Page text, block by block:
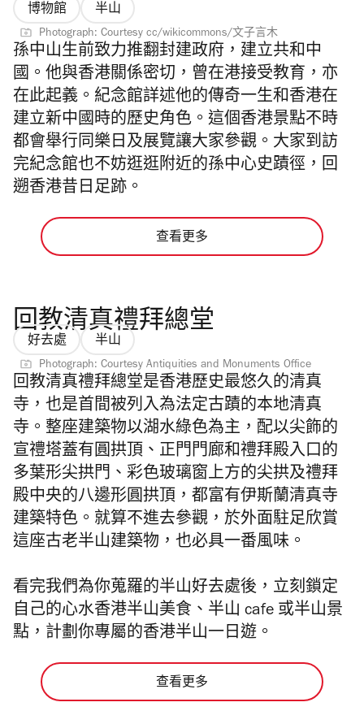
博物館 半山
Photograph: Courtesy cc/wikicommons/文子言木
孫中山生前致力推翻封建政府，建立共和中
國。他與香港關係密切，曾在港接受教育，亦
在此起義。紀念館詳述他的傳奇一生和香港在
建立新中國時的歷史角色。這個香港景點不時
都會舉行同樂日及展覽讓大家參觀。大家到訪
完紀念館也不妨逛逛附近的孫中心史蹟徑，回
遡香港昔日足跡。
查看更多
回教清真禮拜總堂
好去處 半山
Photograph: Courtesy Antiquities and Monuments Office
回教清真禮拜總堂是香港歷史最悠久的清真
寺，也是首間被列入為法定古蹟的本地清真
寺。 整座建築物以湖水綠色為主，配以尖飾的
宣禮塔蓋有圓拱頂、正門門廊和禮拜殿入口的
多葉形尖拱門、彩色玻璃窗上方的尖拱及禮拜
殿中央的八邊形圓拱頂，都富有伊斯蘭清真寺
建築特色。就算不進去參觀，於外面駐足欣賞
這座古老半山建築物，也必具一番風味。
看完我們為你蒐羅的半山好去處後，立刻鎖定
自己的心水香港半山美食、半山 cafe 或半山景
點，計劃你專屬的香港半山一日遊。
查看更多